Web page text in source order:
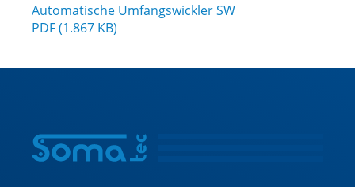
Automatische Umfangswickler SW
PDF (1.867 KB)